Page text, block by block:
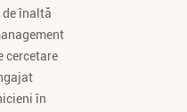
de înaltă
cercetare
în